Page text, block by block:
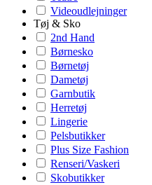
Videoudlejninger
Tøj & Sko
2nd Hand
Børnesko
Børnetøj
Dametøj
Garnbutik
Herretøj
Lingerie
Pelsbutikker
Plus Size Fashion
Renseri/Vaskeri
Skobutikker